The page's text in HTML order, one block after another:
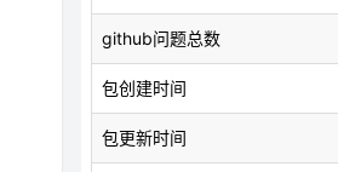
github问题总数
包创建时间
包更新时间